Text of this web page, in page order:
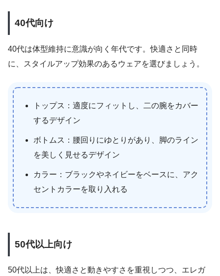
40代向け
40代は体型維持に意識が向く年代です。快適さと同時
に、スタイルアップ効果のあるウェアを選びましょう。
トップス：適度にフィットし、二の腕をカバー
するデザイン
ボトムス：腰回りにゆとりがあり、脚のライン
を美しく見せるデザイン
カラー：ブラックやネイビーをベースに、アク
セントカラーを取り入れる
50代以上向け
50代以上は、快適さと動きやすさを重視しつつ、エレガ